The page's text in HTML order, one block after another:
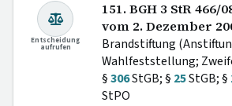
Entscheidung
aufrufen
151. BGH 3 StR 466/
vom 2. Dezember
Brandstiftung
Wahlfeststellung;
§306StGB; § 25StGB; §
StPO